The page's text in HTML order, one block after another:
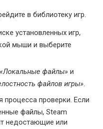
в библиотеку игр.
установленных игр,
мыши и выберите
«Локальные файлы» и
файлов игры»
проверки. Если
файлы, Steam
недостающие или